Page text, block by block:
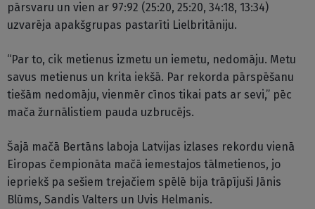
pārsvaru un vien ar 97:92 (25:20, 25:20, 34:18, 13:34)
uzvarēja apakšgrupas pastarīti Lielbritāniju.
“Par to, cik metienus izmetu un iemetu, nedomāju. Metu
savus metienus un krita iekšā. Par rekorda pārspēšanu
tiešām nedomāju, vienmēr cīnos tikai pats ar sevi,” pēc
mača žurnālistiem pauda uzbrucējs.
Šajā mačā Bertāns laboja Latvijas izlases rekordu vienā
Eiropas čempionāta mačā iemestajos tālmetienos, jo
iepriekš pa sešiem trejačiem spēlē bija trāpījuši Jānis
Blūms, Sandis Valters un Uvis Helmanis.